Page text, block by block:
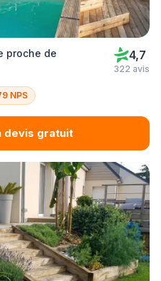
proche de
4,7
322 avis
NPS
devis gratuit